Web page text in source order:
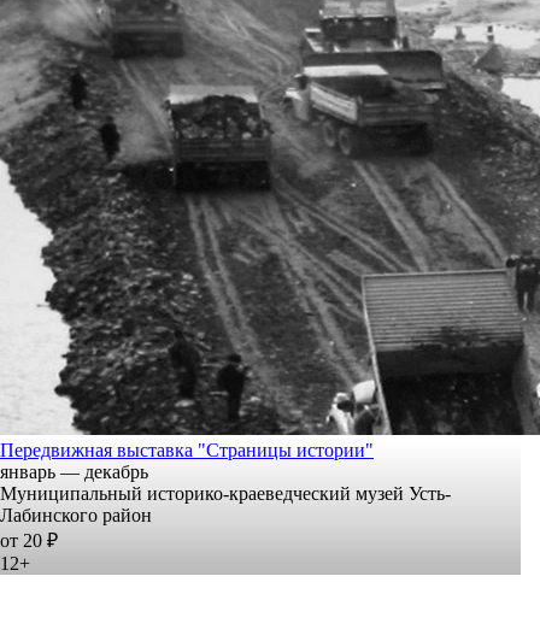
Передвижная выставка "Страницы истории"
январь — декабрь
Муниципальный историко-краеведческий музей Усть-
Лабинского район
от 20 ₽
12+